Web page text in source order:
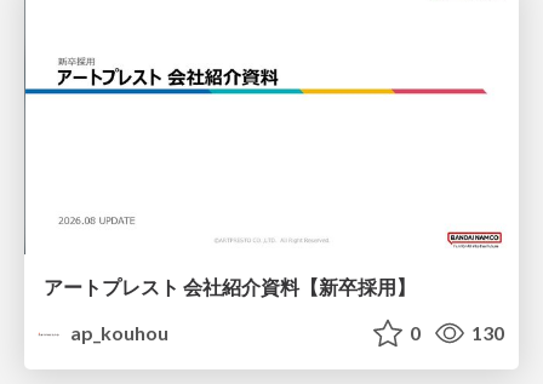
アートプレスト 会社紹介資料【新卒採用】
ap_kouhou
0 130